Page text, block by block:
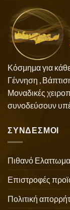
Κόσμημα για
Γέννηση ,
Μοναδικές
συνοδεύσουν
ΣΥΝΔΕΣΜΟΙ
Πιθανό
Επιστροφές
Πολιτική